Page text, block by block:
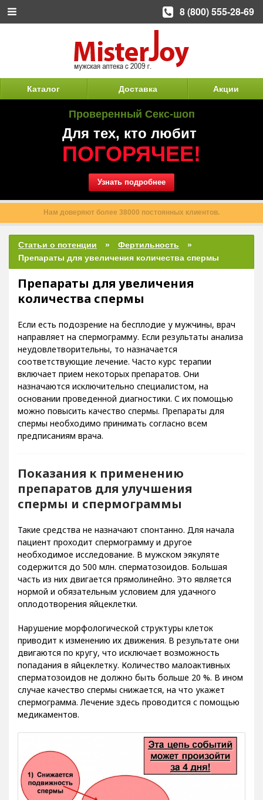
Каталог Доставка Акции
Проверенный Секс-шоп
Для тех, кто любит
ПОГОРЯЧЕЕ!
Узнать подробнее
Весь ассортимент в наличии. Ваш заказ будет обработан в тот же
Статьи о потенции
Препараты для увеличения
количества спермы
Если есть подозрение на бесплодие у мужчины, врач
направляет на спермограмму. Если результаты анализа
неудовлетворительны, то назначается
соответствующие лечение. Часто курс терапии
включает прием некоторых препаратов. Они
назначаются исключительно специалистом, на
основании проведенной диагностики. С их помощью
можно повысить качество спермы. Препараты для
спермы необходимо принимать согласно всем
предписаниям врача.
Показания к применению
препаратов для улучшения
спермы и спермограммы
Такие средства не назначают спонтанно. Для начала
пациент проходит спермограмму и другое
необходимое исследование. В мужском эякуляте
содержится до 500 млн. сперматозоидов. Большая
часть из них двигается прямолинейно. Это является
нормой и обязательным условием для удачного
оплодотворения яйцеклетки.
Нарушение морфологической структуры клеток
приводит к изменению их движения. В результате они
двигаются по кругу, что исключает возможность
попадания в яйцеклетку. Количество малоактивных
сперматозоидов не должно быть больше 20 %. В ином
случае качество спермы снижается, на что укажет
спермограмма. Лечение здесь проводится с помощью
медикаментов.
8 (800) 555-28-69